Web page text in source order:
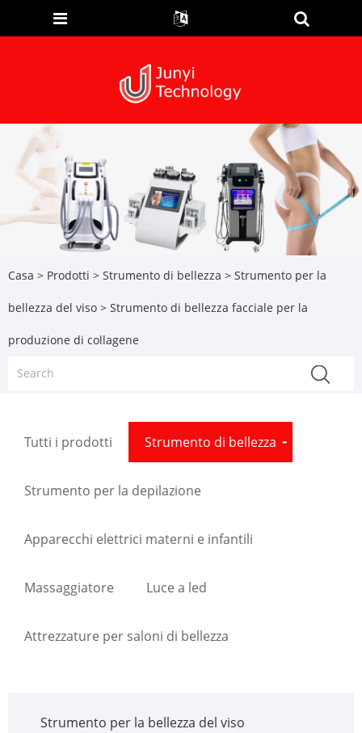
Casa > Prodotti > Strumento di bellezza > Strumento per la
bellezza del viso > Strumento di bellezza facciale per la
produzione di collagene
Tutti i prodotti Strumento di bellezza
Strumento per la depilazione
Apparecchi elettrici materni e infantili
Massaggiatore Luce a led
Attrezzature per saloni di bellezza
Strumento per la bellezza del viso